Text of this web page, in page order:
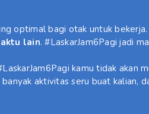
optimal bagi otak untuk bekerja.
lain. #LaskarJam6Pagi jadi
kamu tidak akan
aktivitas seru buat kalian,